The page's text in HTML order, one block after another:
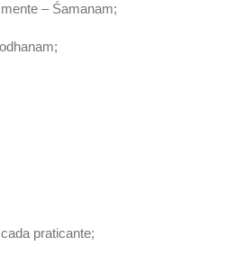
– Śamanam;
praticante;